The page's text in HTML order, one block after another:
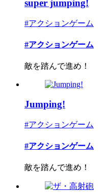
super jumping!
#アクションゲーム
#アクションゲーム
敵を踏んで進め！
Jumping!
#アクションゲーム
#アクションゲーム
敵を踏んで進め！